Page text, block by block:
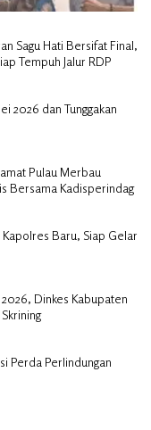
Sagu Hati Bersifat Final,
Tempuh Jalur RDP
2026 dan Tunggakan
Pulau Merbau
Bersama Kadisperindag
Baru, Siap Gelar
Dinkes Kabupaten
Perda Perlindungan